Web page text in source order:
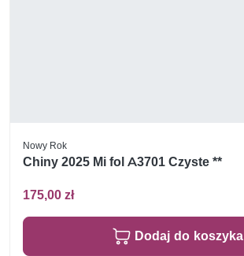
Nowy Rok
Chiny 2025 Mi fol A3701 Czyste **
175,00 zł
Dodaj do koszyka